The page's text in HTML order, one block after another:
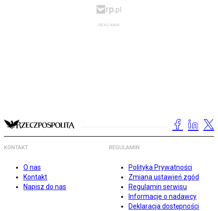
KONTAKT
O nas
Kontakt
Napisz do nas
REGULAMIN
Polityka Prywatności
Zmiana ustawień zgód
Regulamin serwisu
Informacje o nadawcy
Deklaracja dostępności